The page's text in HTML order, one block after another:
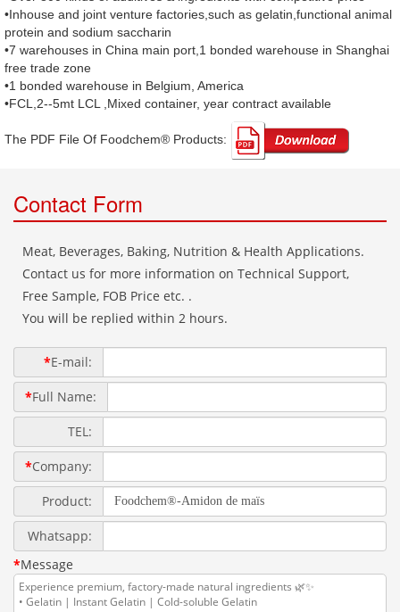
•Inhouse and joint venture factories,such as gelatin,functional animal
protein and sodium saccharin
•7 warehouses in China main port,1 bonded warehouse in Shanghai
free trade zone
•1 bonded warehouse in Belgium, America
•FCL,2--5mt LCL ,Mixed container, year contract available
The PDF File Of Foodchem® Products: